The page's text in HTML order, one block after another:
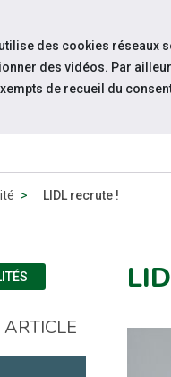
LIDL recrute !
des cookies réseaux
des vidéos. Par
de recueil du